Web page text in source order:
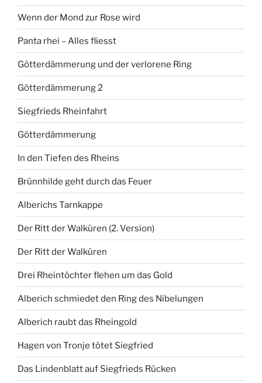
Wenn der Mond zur Rose wird
Panta rhei – Alles fliesst
Götterdämmerung und der verlorene Ring
Götterdämmerung 2
Siegfrieds Rheinfahrt
Götterdämmerung
In den Tiefen des Rheins
Brünnhilde geht durch das Feuer
Alberichs Tarnkappe
Der Ritt der Walküren (2. Version)
Der Ritt der Walküren
Drei Rheintöchter flehen um das Gold
Alberich schmiedet den Ring des Nibelungen
Alberich raubt das Rheingold
Hagen von Tronje tötet Siegfried
Das Lindenblatt auf Siegfrieds Rücken